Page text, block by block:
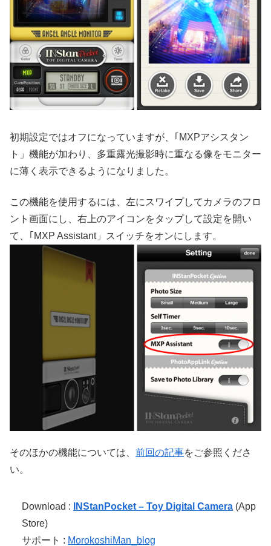
初期設定ではオフになっていますが、｢MXPアシスタン
ト」機能が加わり、多重露光撮影時に重なる像をモニター
に薄く表示できるようになりました。
この機能を使用するには、左にスワイプしてカメラのフロ
ント画面にし、右上のアイコンをタップして設定を開い
て、｢MXP Assistant」スイッチをオンにします。
そのほかの機能については、 前回の記事をご参照くださ
い。
Download : INStanPocket – Toy Digital Camera (App
Store)
サポート : MorokoshiMan_blog